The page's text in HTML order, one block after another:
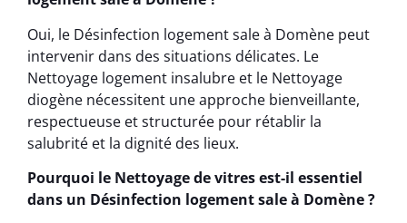
Oui, le Désinfection logement sale à Domène peut
intervenir dans des situations délicates. Le
Nettoyage logement insalubre et le Nettoyage
diogène nécessitent une approche bienveillante,
respectueuse et structurée pour rétablir la
salubrité et la dignité des lieux.
Pourquoi le Nettoyage de vitres est-il essentiel
dans un Désinfection logement sale à Domène ?